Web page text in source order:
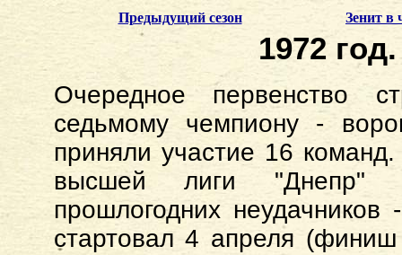
Предыдущий сезон Зенит в
1972
Очередное первенство
седьмому чемпиону -
приняли участие 16
высшей лиги "Днепр"
прошлогодних
стартовал 4 апреля